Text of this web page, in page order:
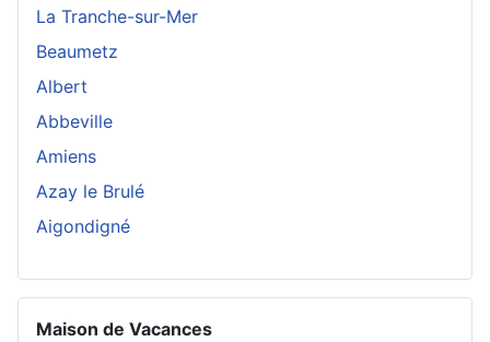
La Tranche-sur-Mer
Beaumetz
Albert
Abbeville
Amiens
Azay le Brulé
Aigondigné
Maison de Vacances